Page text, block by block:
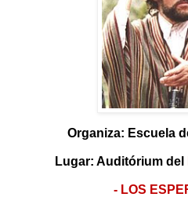
Organiza: Escuela
Lugar: Auditórium del
- LOS